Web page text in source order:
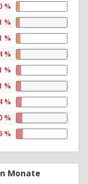
%
%
%
%
%
%
%
%
%
Monate